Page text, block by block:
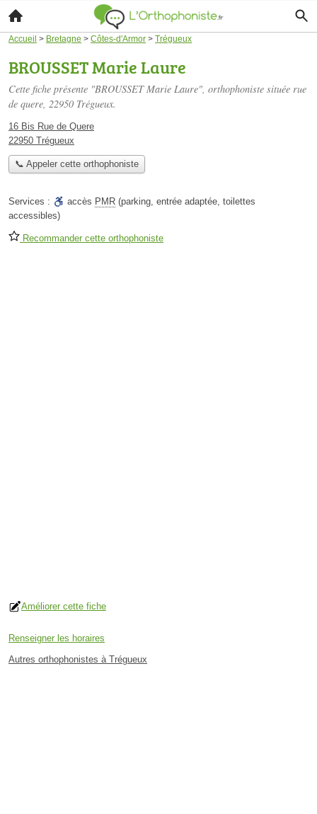
Accueil > Bretagne > Côtes-d'Armor > Trégueux
BROUSSET Marie Laure
Cette fiche présente "BROUSSET Marie Laure", orthophoniste située rue
de quere, 22950 Trégueux.
16 Bis Rue de Quere
22950 Trégueux
📞 Appeler cette orthophoniste
Services : accès PMR (parking, entrée adaptée, toilettes
accessibles)
Recommander cette orthophoniste
Améliorer cette fiche
Renseigner les horaires
Autres orthophonistes à Trégueux